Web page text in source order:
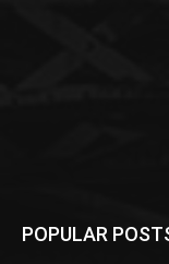
POPULAR